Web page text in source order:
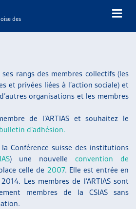
des
ses rangs des membres collectifs (les
et privées liées à l’action sociale) et
organisations et les membres
de l’ARTIAS et souhaitez le
bulletin d’adhésion.
la Conférence suisse des institutions
) une nouvelle convention de
celle de 2007. Elle est entrée en
Les membres de l’ARTIAS sont
membres de la CSIAS sans